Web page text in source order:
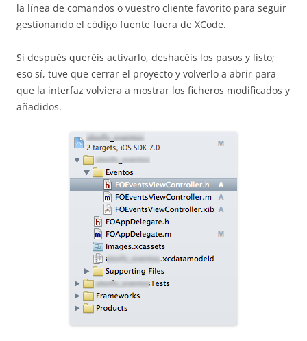
la línea de comandos o vuestro cliente favorito para seguir
gestionando el código fuente fuera de XCode.
Si después queréis activarlo, deshacéis los pasos y listo;
eso sí, tuve que cerrar el proyecto y volverlo a abrir para
que la interfaz volviera a mostrar los ficheros modificados y
añadidos.